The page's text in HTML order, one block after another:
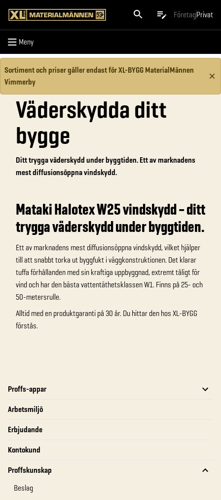
FöretagPrivat
Meny
Meny
Sortiment och priser gäller endast för XL-BYGG MaterialMännen
Vimmerby
Proffs-appar
Arbetsmiljö
Erbjudande
Kontokund
Proffskunskap
Beslag
Väderskydda ditt
bygge
Ditt trygga väderskydd under byggtiden. Ett av marknadens
mest diffusionsöppna vindskydd.
Mataki Halotex W25 vindskydd – ditt
trygga väderskydd under byggtiden.
Ett av marknadens mest diffusionsöppna vindskydd, vilket hjälper
till att snabbt torka ut byggfukt i väggkonstruktionen. Det klarar
tuffa förhållanden med sin kraftiga uppbyggnad, extremt tåligt för
vind och har den bästa vattentäthetsklassen W1. Finns på 25- och
50-metersrulle.
Alltid med en produktgaranti på 30 år. Du hittar den hos XL-BYGG
förstås.